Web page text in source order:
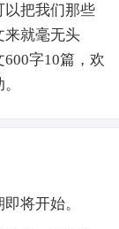
以把我们那些
来就毫无头
字10篇，欢
将开始。